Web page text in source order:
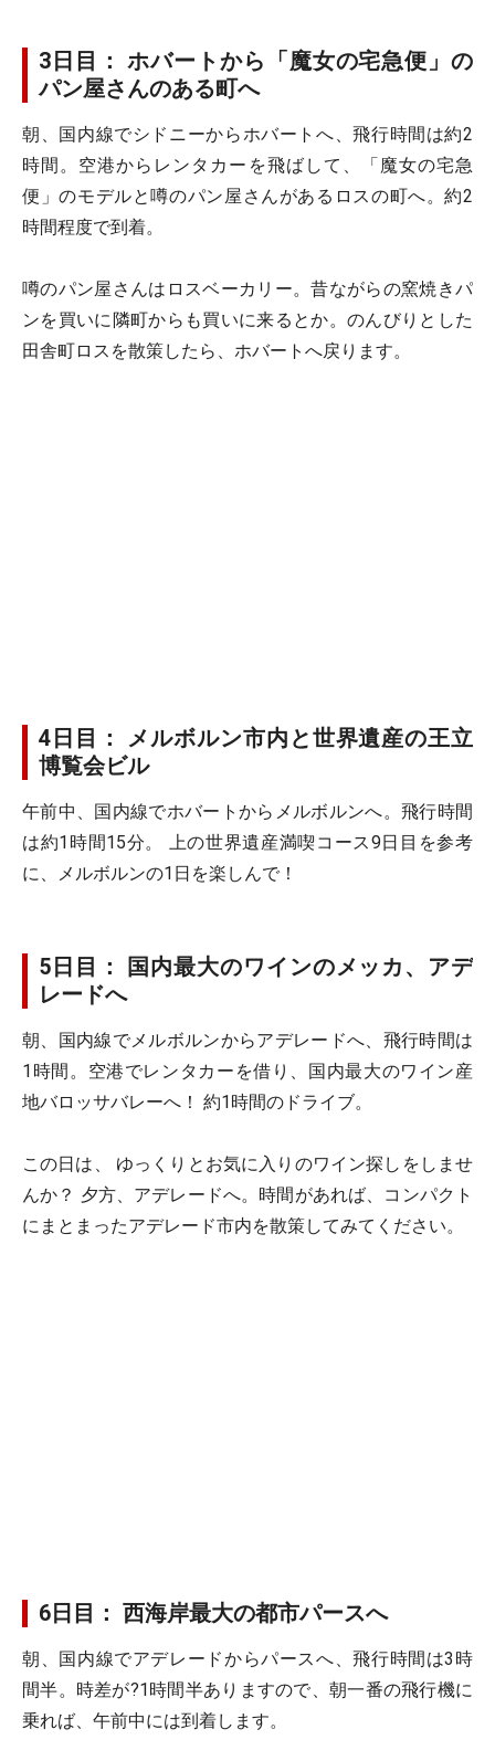
3日目： ホバートから「魔女の宅急便」の
パン屋さんのある町へ
朝、国内線でシドニーからホバートへ、飛行時間は約2
時間。空港からレンタカーを飛ばして、「魔女の宅急
便」のモデルと噂のパン屋さんがあるロスの町へ。約2
時間程度で到着。
噂のパン屋さんはロスベーカリー。昔ながらの窯焼きパ
ンを買いに隣町からも買いに来るとか。のんびりとした
田舎町ロスを散策したら、ホバートへ戻ります。
4日目： メルボルン市内と世界遺産の王立
博覧会ビル
午前中、国内線でホバートからメルボルンへ。飛行時間
は約1時間15分。 上の世界遺産満喫コース9日目を参考
に、メルボルンの1日を楽しんで！
5日目： 国内最大のワインのメッカ、アデ
レードへ
朝、国内線でメルボルンからアデレードへ、飛行時間は
1時間。空港でレンタカーを借り、国内最大のワイン産
地バロッサバレーへ！ 約1時間のドライブ。
この日は、 ゆっくりとお気に入りのワイン探しをしませ
んか？ 夕方、アデレードへ。時間があれば、コンパクト
にまとまったアデレード市内を散策してみてください。
6日目： 西海岸最大の都市パースへ
朝、国内線でアデレードからパースへ、飛行時間は3時
間半。時差が?1時間半ありますので、朝一番の飛行機に
乗れば、午前中には到着します。